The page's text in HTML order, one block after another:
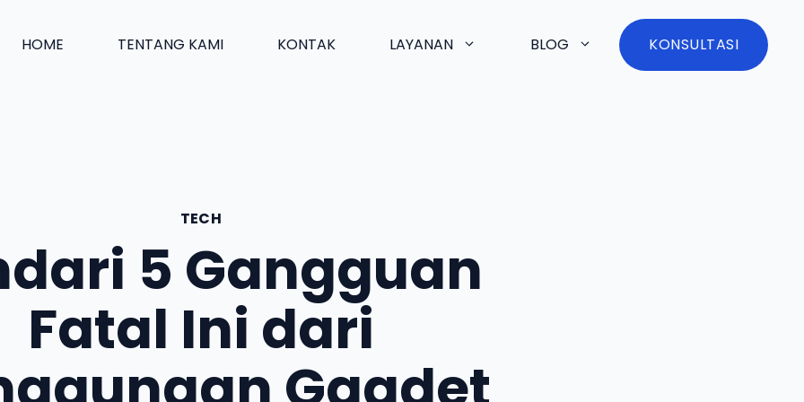
HOME TENTANG KAMI KONTAK LAYANAN BLOG KONSULTASI
TECH
5 Gangguan
Fatal Ini dari